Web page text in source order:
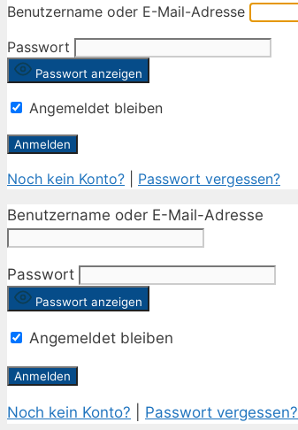
Benutzername oder E-Mail-Adresse
Passwort
Passwort anzeigen
Angemeldet bleiben
Noch kein Konto? Passwort vergessen?
Benutzername oder E-Mail-Adresse
Passwort
Passwort anzeigen
Angemeldet bleiben
Noch kein Konto? Passwort vergessen?